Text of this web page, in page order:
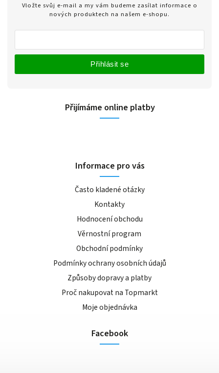
Vložte svůj e-mail a my vám budeme zasílat informace o
nových produktech na našem e-shopu.
Přihlásit se
Přijímáme online platby
Informace pro vás
Často kladené otázky
Kontakty
Hodnocení obchodu
Věrnostní program
Obchodní podmínky
Podmínky ochrany osobních údajů
Způsoby dopravy a platby
Proč nakupovat na Topmarkt
Moje objednávka
Facebook